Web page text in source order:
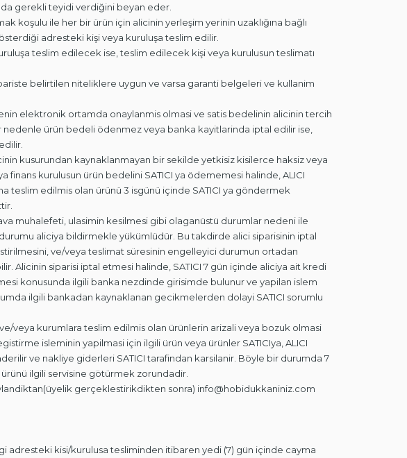
gerekli teyidi verdiğini beyan eder.
koşulu ile her bir ürün için alicinin yerleşim yerinin uzaklığına bağlı
adresteki kişi veya kuruluşa teslim edilir.
teslim edilecek ise, teslim edilecek kişi veya kurulusun teslimatı
belirtilen niteliklere uygun ve varsa garanti belgeleri ve kullanim
elektronik ortamda onaylanmis olmasi ve satis bedelinin alicinin tercih
ürün bedeli ödenmez veya banka kayitlarinda iptal edilir ise,
kusurundan kaynaklanmayan bir sekilde yetkisiz kisilerce haksiz veya
kurulusun ürün bedelini SATICI ya ödememesi halinde, ALICI
teslim edilmis olan ürünü 3 isgünü içinde SATICI ya göndermek
muhalefeti, ulasimin kesilmesi gibi olaganüstü durumlar nedeni ile
aliciya bildirmekle yükümlüdür. Bu takdirde alici siparisinin iptal
ve/veya teslimat süresinin engelleyici durumun ortadan
Alicinin siparisi iptal etmesi halinde, SATICI 7 gün içinde aliciya ait kredi
konusunda ilgili banka nezdinde girisimde bulunur ve yapilan islem
ilgili bankadan kaynaklanan gecikmelerden dolayi SATICI sorumlu
veya kurumlara teslim edilmis olan ürünlerin arizali veya bozuk olmasi
isleminin yapilmasi için ilgili ürün veya ürünler SATICIya, ALICI
ve nakliye giderleri SATICI tarafindan karsilanir. Böyle bir durumda 7
ilgili servisine götürmek zorundadir.
gerçeklestirikdikten sonra) info@hobidukkaniniz.com
adresteki kisi/kurulusa tesliminden itibaren yedi (7) gün içinde cayma